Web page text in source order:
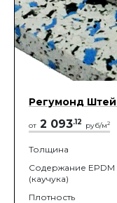
Регумонд
от 2 093.12 руб/м2
Толщина
Содержание EPDM
(каучука)
Плотность